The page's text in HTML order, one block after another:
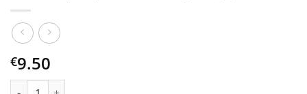
€9.50
Iridizon γούρι σπιτιού καρδιά joy ποσότητα